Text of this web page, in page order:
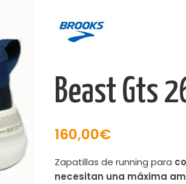
Beast Gts
160,00€
Zapatillas de running para
necesitan una máxima